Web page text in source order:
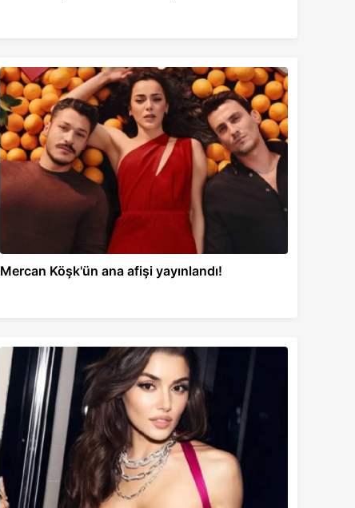
Mercan Köşk'ün ana afişi yayınlandı!